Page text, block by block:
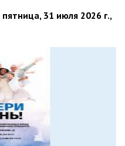
пятница, 31 июля 2026 г.,